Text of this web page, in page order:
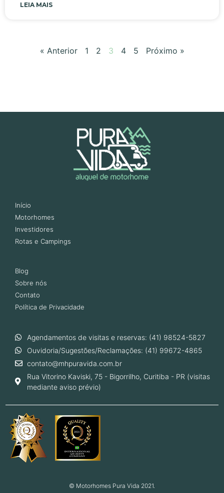
LEIA MAIS
« Anterior 1 2 3 4 5 Próximo »
Início
Motorhomes
Investidores
Rotas e Campings
Blog
Sobre nós
Contato
Política de Privacidade
Agendamentos de visitas e reservas: (41) 98524-5827
Ouvidoria/Sugestões/Reclamações: (41) 99672-4865
contato@mhpuravida.com.br
Rua Vitorino Kaviski, 75 - Bigorrilho, Curitiba - PR (visitas
mediante aviso prévio)
© Motorhomes Pura Vida 2021.